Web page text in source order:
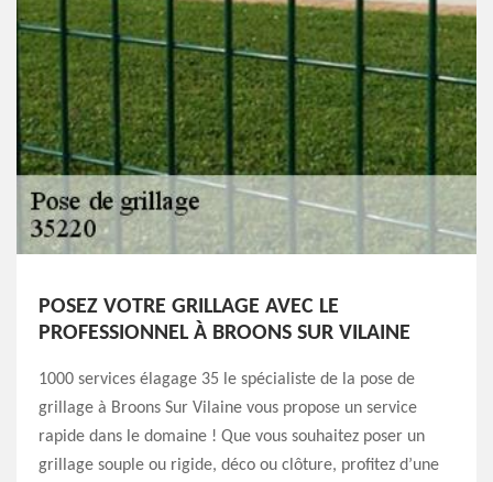
POSEZ VOTRE GRILLAGE AVEC LE
PROFESSIONNEL À BROONS SUR VILAINE
1000 services élagage 35 le spécialiste de la pose de
grillage à Broons Sur Vilaine vous propose un service
rapide dans le domaine ! Que vous souhaitez poser un
grillage souple ou rigide, déco ou clôture, profitez d’une